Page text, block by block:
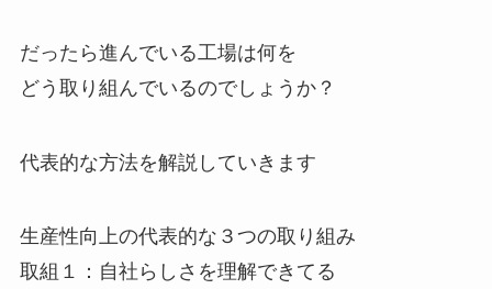
だったら進んでいる工場は何を
どう取り組んでいるのでしょうか？
代表的な方法を解説していきます
生産性向上の代表的な３つの取り組み
取組１：自社らしさを理解できてる